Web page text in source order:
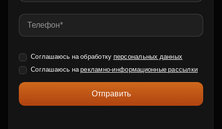
Соглашаюсь на обработку персональных данных
Соглашаюсь нарекламно-информационные рассылки
Отправить